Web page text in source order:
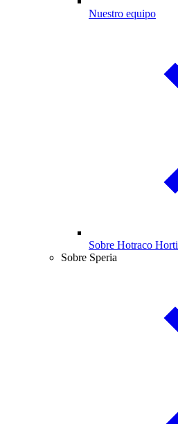
Nuestro equipo
Sobre Hotraco Horti
Sobre Speria